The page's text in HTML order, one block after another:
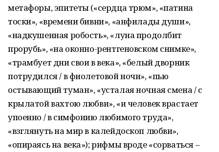
метафоры, эпитеты («сердца трюм», «патина
тоски», «времени бивни», «анфилады души»,
«надкушенная робость», «луна продолбит
прорубь», «на оконно-рентгеновском снимке»,
«трамбует дни свои в века», «белый дворник
потрудился / в фиолетовой ночи», «пью
остывающий туман», «усталая ночная смена / с
крылатой вахтою любви», «и человек врастает
упоенно / в симфонию любимого труда»,
«взглянуть на мир в калейдоскоп любви»,
«опираясь на века»); рифмы вроде «сорваться –